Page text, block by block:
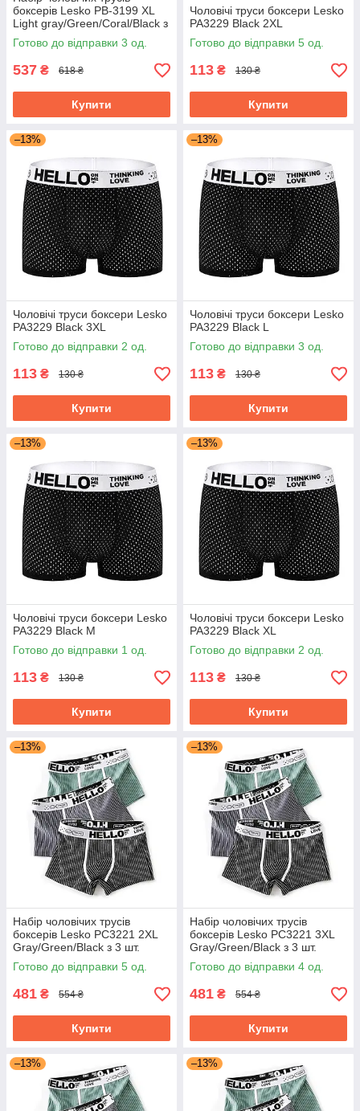
боксерів Lesko PB-3199 XL
Light gray/Green/Coral/Black з
4 шт.
Готово до відправки 3 од.
537 ₴ 618 ₴
Купити
Чоловічі труси боксери Lesko
PA3229 Black 2XL
Готово до відправки 5 од.
113 ₴ 130 ₴
Купити
–13%
Чоловічі труси боксери Lesko
PA3229 Black 3XL
Готово до відправки 2 од.
113 ₴ 130 ₴
Купити
–13%
Чоловічі труси боксери Lesko
PA3229 Black L
Готово до відправки 3 од.
113 ₴ 130 ₴
Купити
–13%
Чоловічі труси боксери Lesko
PA3229 Black M
Готово до відправки 1 од.
113 ₴ 130 ₴
Купити
–13%
Чоловічі труси боксери Lesko
PA3229 Black XL
Готово до відправки 2 од.
113 ₴ 130 ₴
Купити
–13%
Набір чоловічих трусів
боксерів Lesko PC3221 2XL
Gray/Green/Black з 3 шт.
Готово до відправки 5 од.
481 ₴ 554 ₴
Купити
–13%
Набір чоловічих трусів
боксерів Lesko PC3221 3XL
Gray/Green/Black з 3 шт.
Готово до відправки 4 од.
481 ₴ 554 ₴
Купити
–13% –13%